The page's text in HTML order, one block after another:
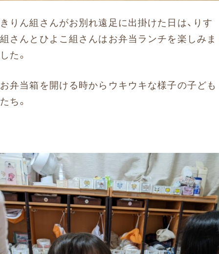
きりん組さんがお別れ遠足に出掛けた日は、りす
組さんとひよこ組さんはお弁当ランチを楽しみま
した。
お弁当箱を開ける時からウキウキな様子の子ども
たち。